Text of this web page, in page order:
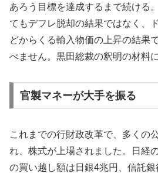
あろう目標を達成するまで続ける
てもデフレ脱却の結果ではなく、
どからくる輸入物価の上昇の結果
べません。黒田総裁の釈明の材料
官製マネーが大手を振る
これまでの行財政改革で、多くの
れ、株式が上場されました。日経
の買い越し額は日銀4兆円、信託